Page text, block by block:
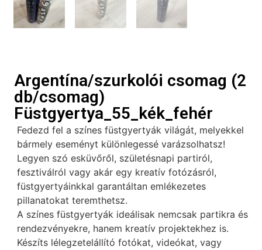
Argentína/szurkolói csomag (2
db/csomag)
Füstgyertya_55_kék_fehér
Fedezd fel a színes füstgyertyák világát, melyekkel
bármely eseményt különlegessé varázsolhatsz!
Legyen szó esküvőről, születésnapi partiról,
fesztiválról vagy akár egy kreatív fotózásról,
füstgyertyáinkkal garantáltan emlékezetes
pillanatokat teremthetsz.
A színes füstgyertyák ideálisak nemcsak partikra és
rendezvényekre, hanem kreatív projektekhez is.
Készíts lélegzetelállító fotókat, videókat, vagy